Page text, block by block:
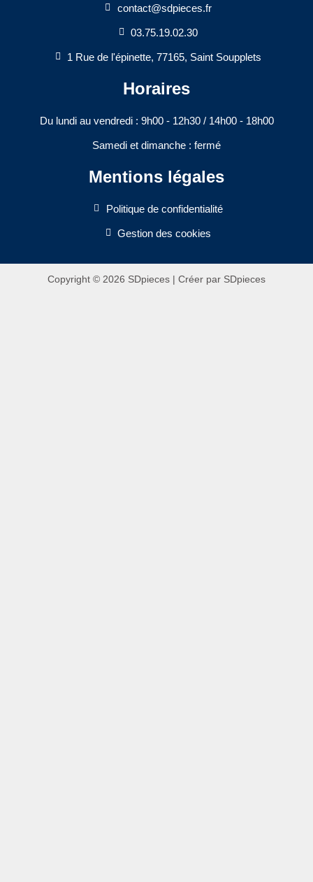
contact@sdpieces.fr
03.75.19.02.30
1 Rue de l'épinette, 77165, Saint Soupplets
Horaires
Du lundi au vendredi : 9h00 - 12h30 / 14h00 - 18h00​
Samedi et dimanche : fermé
Mentions légales
Politique de confidentialité
Gestion des cookies
Copyright © 2026 SDpieces | Créer par SDpieces